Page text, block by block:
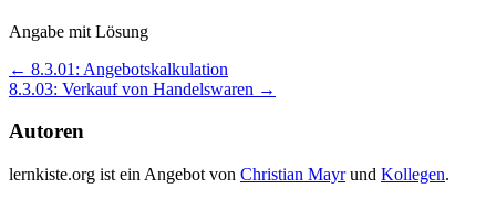
Angabe mit Lösung
Post
navigation
← 8.3.01: Angebotskalkulation
8.3.03: Verkauf von Handelswaren →
Autoren
lernkiste.org ist ein Angebot von Christian Mayrund Kollegen.